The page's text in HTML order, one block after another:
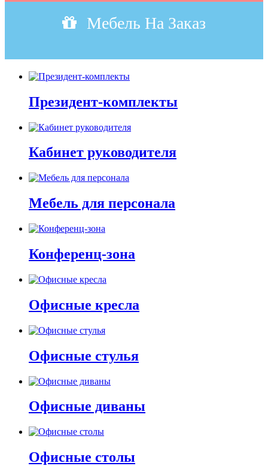
Мебель На Заказ
Президент-комплекты
Кабинет руководителя
Мебель для персонала
Конференц-зона
Офисные кресла
Офисные стулья
Офисные диваны
Офисные столы